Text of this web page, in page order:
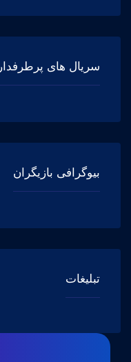
سریال های پرطرفدار
بیوگرافی بازیگران
تبلیغات